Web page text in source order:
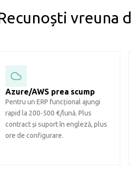
vreuna
Azure/AWS prea scump
Pentru un ERP funcțional ajungi
rapid la 200-500 €/lună. Plus
contract și suport în engleză, plus
ore de configurare.